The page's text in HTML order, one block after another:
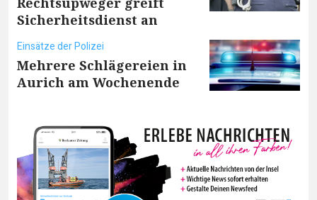
Sicherheitsdienst an
Einsätze der Polizei
Mehrere Schlägereien in
Aurich am Wochenende